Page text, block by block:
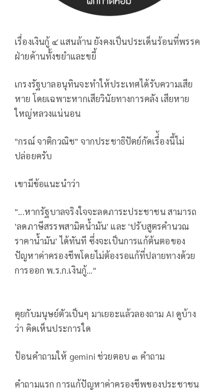
เรื่องเงินกู้ ๔ แสนล้าน ยังคงเป็นประเด็นร้อนที่พรรค
ฝ่ายค้านทั้งขยำและขยี้
เกรงรัฐบาลอนุทินจะทำให้ประเทศได้รับความเสีย
หาย โดยเฉพาะหากเสียวินัยทางการคลัง เสียหาย
ใหญ่หลวงแน่นอน
"กรณ์ จาติกวณิช" จากประชาธิปัตย์กัดเรื่้องนี้ไม่
ปล่อยครับ
เขามีข้อแนะนำว่า
"...หากรัฐบาลจริงใจจะลดภาระประชาชน สามารถ
'ลดภาษีสรรพสามิตน้ำมัน' และ 'ปรับสูตรคำนวณ
ราคาน้ำมัน' ได้ทันที ซึ่งจะเป็นการแก้ต้นตอของ
ปัญหาค่าครองชีพโดยไม่ต้องรอแก้ที่ปลายทางด้วย
การออก พ.ร.ก.เงินกู้..."
คุยกับมนุษย์ตัวเป็นๆ มาเยอะแล้วลองถาม AI ดูบ้าง
ว่า คิดเห็นประการใด
ป้อนคำถามให้ gemini ช่วยตอบ ๓ คำถาม
คำถามแรก การแก้ปัญหาค่าครองชีพของประชาชน